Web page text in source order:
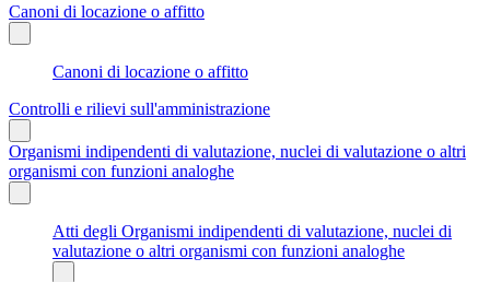
Canoni di locazione o affitto
Canoni di locazione o affitto
Controlli e rilievi sull'amministrazione
Organismi indipendenti di valutazione, nuclei di valutazione o altri
organismi con funzioni analoghe
Atti degli Organismi indipendenti di valutazione, nuclei di
valutazione o altri organismi con funzioni analoghe